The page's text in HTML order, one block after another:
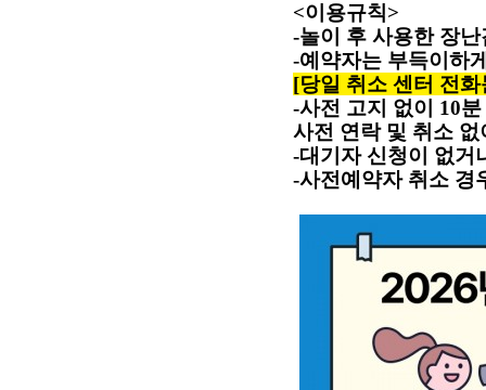
<이용규칙>
-놀이 후 사용한 장
-예약자는 부득이하
[당일 취소 센터 전
-사전 고지 없이 10
사전 연락 및 취소
-대기자 신청이 없거
-사전예약자 취소 경